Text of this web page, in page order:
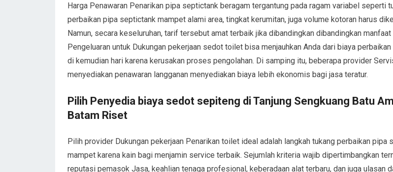
Harga Penawaran Penarikan pipa septictank beragam tergantung pada ragam variabel seperti
perbaikan pipa septictank mampet alami area, tingkat kerumitan, juga volume kotoran harus
Namun, secara keseluruhan, tarif tersebut amat terbaik jika dibandingkan dibandingkan
Pengeluaran untuk Dukungan pekerjaan sedot toilet bisa menjauhkan Anda dari biaya
di kemudian hari karena kerusakan proses pengolahan. Di samping itu, beberapa provider
menyediakan penawaran langganan menyediakan biaya lebih ekonomis bagi jasa teratur.
Pilih Penyedia biaya sedot sepiteng di Tanjung Sengkuang Batu
Batam Riset
Pilih provider Dukungan pekerjaan Penarikan toilet ideal adalah langkah tukang perbaikan pipa
mampet karena kain bagi menjamin service terbaik. Sejumlah kriteria wajib dipertimbangkan
reputasi pemasok Jasa, keahlian tenaga profesional, keberadaan alat terbaru, dan juga ulasan